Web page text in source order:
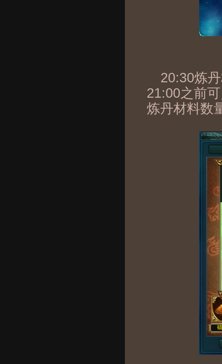
20:30炼
21:00之前
炼丹材料数